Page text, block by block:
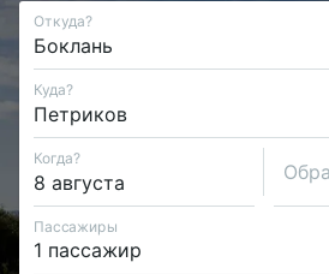
Откуда?
Куда?
Когда?
Пассажиры